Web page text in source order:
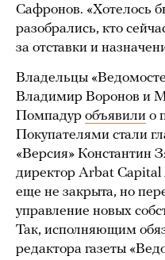
Сафронов. «Хотелось
разобрались, кто
за отставки и
Владельцы
Владимир Воронов и
Помпадур объявили о
Покупателями стали
«Версия» Константин
директор Arbat Capital
еще не закрыта, но
управление новых
Так, исполняющим
редактора газеты